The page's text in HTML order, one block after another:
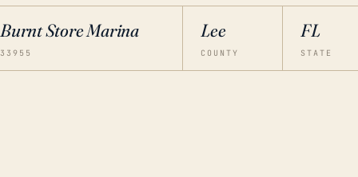
Burnt Store Marina
33955
Lee
COUNTY
FL
STATE